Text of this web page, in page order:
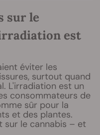
sur le
est
éviter les
surtout quand
L'irradiation est un
consommateurs de
sûr pour la
et des plantes.
sur le cannabis – et